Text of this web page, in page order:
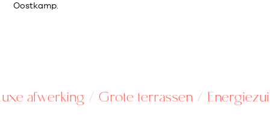
Oostkamp.
/ Grote terrassen / Energiezuinig /